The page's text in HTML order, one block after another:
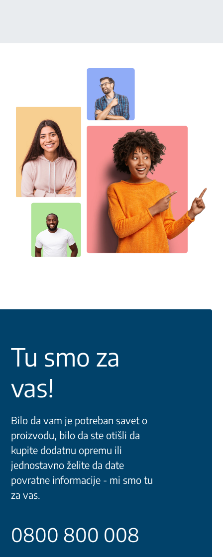
Tu smo za
vas!
Bilo da vam je potreban savet o
proizvodu, bilo da ste otišli da
kupite dodatnu opremu ili
jednostavno želite da date
povratne informacije - mi smo tu
za vas.
0800 800 008